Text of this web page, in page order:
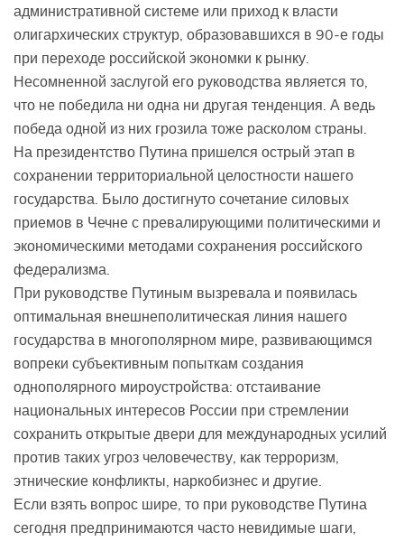
административной системе или приход к власти
олигархических структур, образовавшихся в 90-е годы
при переходе российской экономки к рынку.
Несомненной заслугой его руководства является то,
что не победила ни одна ни другая тенденция. А ведь
победа одной из них грозила тоже расколом страны.
На президентство Путина пришелся острый этап в
сохранении территориальной целостности нашего
государства. Было достигнуто сочетание силовых
приемов в Чечне с превалирующими политическими и
экономическими методами сохранения российского
федерализма.
При руководстве Путиным вызревала и появилась
оптимальная внешнеполитическая линия нашего
государства в многополярном мире, развивающимся
вопреки субъективным попыткам создания
однополярного мироустройства: отстаивание
национальных интересов России при стремлении
сохранить открытые двери для международных усилий
против таких угроз человечеству, как терроризм,
этнические конфликты, наркобизнес и другие.
Если взять вопрос шире, то при руководстве Путина
сегодня предпринимаются часто невидимые шаги,